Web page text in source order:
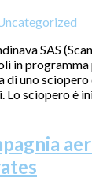
SAS
in programma
di uno
Lo sciopero è